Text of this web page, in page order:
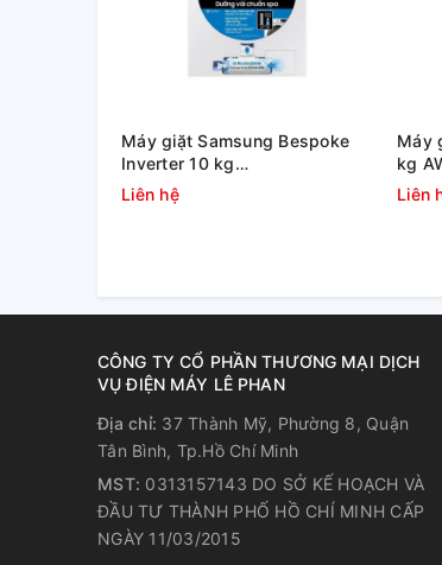
Tiết kiệm diện tích
Lồng giặt 525 mm được thiết kế đặc
Lồng giặt có đường kính lớn, lên đến 525
Máy giặt Samsung Bespoke
Inverter 10 kg
WW10DB7U34GWSV
Liên hệ
Máy
kg
Liên
CÔNG TY CỔ PHẦN THƯƠNG MẠI DỊCH
VỤ ĐIỆN MÁY LÊ PHAN
Địa chỉ: 37 Thành Mỹ, Phường 8, Quận
Tân Bình, Tp.Hồ Chí Minh
MST: 0313157143 DO SỞ KẾ HOẠCH VÀ
ĐẦU TƯ THÀNH PHỐ HỒ CHÍ MINH CẤP
NGÀY 11/03/2015